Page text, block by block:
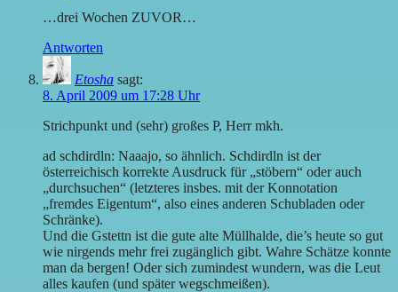
…drei Wochen ZUVOR…
Antworten
Etosha sagt:
8. April 2009 um 17:28 Uhr
Strichpunkt und (sehr) großes P, Herr mkh.
ad schdirdln: Naaajo, so ähnlich. Schdirdln ist der
österreichisch korrekte Ausdruck für „stöbern“ oder auch
„durchsuchen“ (letzteres insbes. mit der Konnotation
„fremdes Eigentum“, also eines anderen Schubladen oder
Schränke).
Und die Gstettn ist die gute alte Müllhalde, die’s heute so gut
wie nirgends mehr frei zugänglich gibt. Wahre Schätze konnte
man da bergen! Oder sich zumindest wundern, was die Leut
alles kaufen (und später wegschmeißen).